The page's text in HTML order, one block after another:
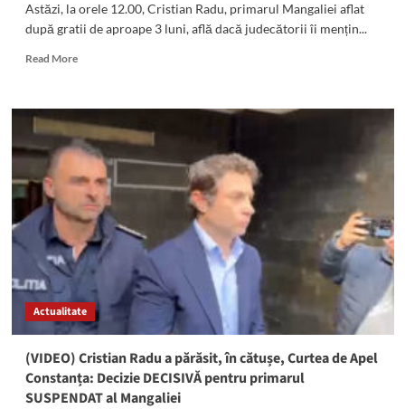
Astăzi, la orele 12.00, Cristian Radu, primarul Mangaliei aflat
după gratii de aproape 3 luni, află dacă judecătorii îi mențin...
Read MoreRead
Emoții
mari
pentru
Cristian
Radu:
Judecătorii
decid,
astăzi,
dacă
îl
se
petreacă
de
României
acasă
sau
Actualitate
(VIDEO) Cristian Radu a părăsit, în cătușe, Curtea de Apel
Constanța: Decizie DECISIVĂ pentru primarul
SUSPENDAT al Mangaliei